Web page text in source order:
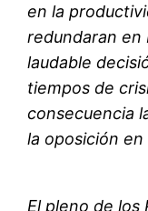
en la
redundaran en
laudable
tiempos de
consecuencia
la oposición
El pleno de los